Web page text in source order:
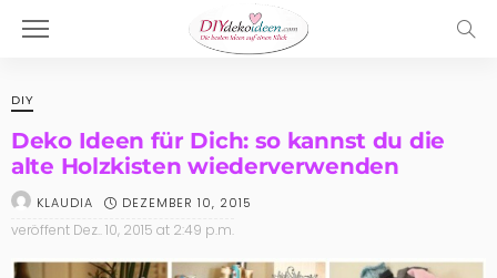
DIY
Deko Ideen für Dich: so kannst du die
alte Holzkisten wiederverwenden
KLAUDIA DEZEMBER 10, 2015
veröffent Dez.. 10, 2015 at 2:49 p.m.